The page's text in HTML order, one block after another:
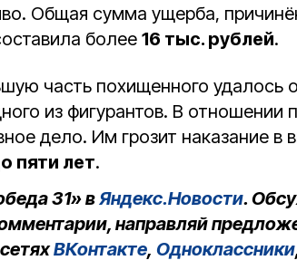
Общая сумма ущерба,
более 16 тыс. рублей.
часть похищенного удалось
из фигурантов. В отношении
дело. Им грозит наказание в
пяти лет.
31» вЯндекс.Новости.
направляй
ВКонтакте, Одноклассники